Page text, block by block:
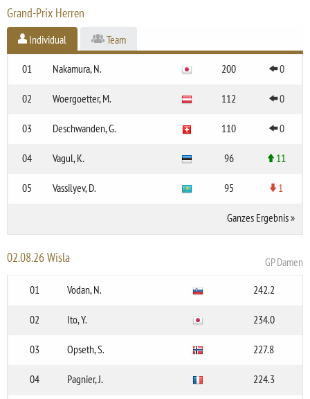
Grand-Prix Herren
Individual Team
01 Nakamura, N. 200 0
02 Woergoetter, M. 112 0
03 Deschwanden, G. 110 0
04 Vagul, K. 96 11
05 Vassilyev, D. 95 1
Ganzes Ergebnis»
02.08.26 Wisla
GP Damen
01
Vodan, N. 242.2
02 Ito, Y. 234.0
03 Opseth, S. 227.8
04 Pagnier, J. 224.3